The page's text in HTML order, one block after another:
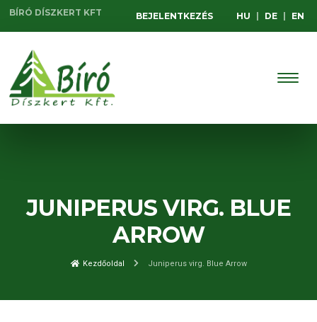
BÍRÓ DÍSZKERT KFT BEJELENTKEZÉS HU DE EN
JUNIPERUS VIRG. BLUE
ARROW
Kezdőoldal Juniperus virg. Blue Arrow